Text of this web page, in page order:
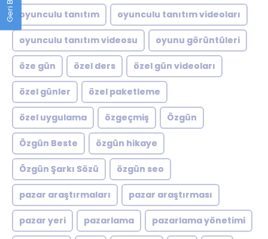
oyunculu tanıtım oyunculu tanıtım videoları
oyunculu tanıtım videosu oyunu görüntüleri
öze gün özel ders özel gün videoları
özel günler özel paketleme
özel uygulama özgeçmiş Özgün
Özgün Beste özgün hikaye
Özgün Şarkı Sözü özgün seo
pazar araştırmaları pazar araştırması
pazar yeri pazarlama pazarlama yönetimi